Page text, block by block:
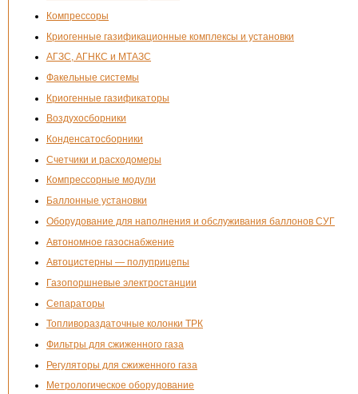
Компрессоры
Криогенные газификационные комплексы и установки
АГЗС, АГНКС и МТАЗС
Факельные системы
Криогенные газификаторы
Воздухосборники
Конденсатосборники
Счетчики и расходомеры
Компрессорные модули
Баллонные установки
Оборудование для наполнения и обслуживания баллонов СУГ
Автономное газоснабжение
Автоцистерны — полуприцепы
Газопоршневые электростанции
Сепараторы
Топливораздаточные колонки ТРК
Фильтры для сжиженного газа
Регуляторы для сжиженного газа
Метрологическое оборудование